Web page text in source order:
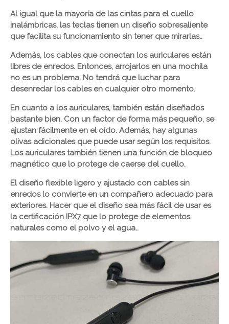
Al igual que la mayoría de las cintas para el cuello
inalámbricas, las teclas tienen un diseño sobresaliente
que facilita su funcionamiento sin tener que mirarlas..
Además, los cables que conectan los auriculares están
libres de enredos. Entonces, arrojarlos en una mochila
no es un problema. No tendrá que luchar para
desenredar los cables en cualquier otro momento.
En cuanto a los auriculares, también están diseñados
bastante bien. Con un factor de forma más pequeño, se
ajustan fácilmente en el oído. Además, hay algunas
olivas adicionales que puede usar según los requisitos.
Los auriculares también tienen una función de bloqueo
magnético que lo protege de caerse del cuello.
El diseño flexible ligero y ajustado con cables sin
enredos lo convierte en un compañero adecuado para
exteriores. Hacer que el diseño sea más fácil de usar es
la certificación IPX7 que lo protege de elementos
naturales como el polvo y el agua..